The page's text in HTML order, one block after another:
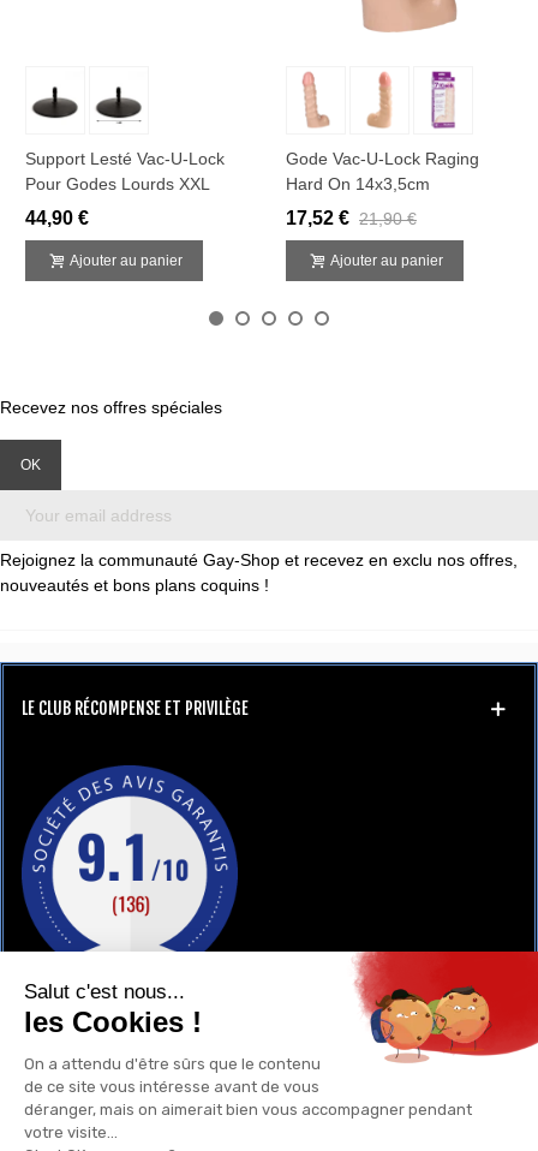
Support Lesté Vac-U-Lock
Pour Godes Lourds XXL
44,90 €
Ajouter au panier
Gode Vac-U-Lock Raging
Hard On 14x3,5cm
17,52 € 21,90 €
Ajouter au panier
Recevez nos offres spéciales
Rejoignez la communauté Gay-Shop et recevez en exclu nos offres,
nouveautés et bons plans coquins !
LE CLUB RÉCOMPENSE ET PRIVILÈGE
UN RENSEIGNEMENT ?